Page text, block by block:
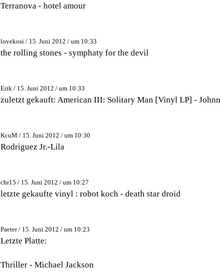
Terranova - hotel amour
lovekosi / 15. Juni 2012 / um 10:33
the rolling stones - symphaty for the devil
Erik / 15. Juni 2012 / um 10:33
zuletzt gekauft: American III: Solitary Man [Vinyl LP] -
KcuM / 15. Juni 2012 / um 10:30
Rodriguez Jr.-Lila
chr15 / 15. Juni 2012 / um 10:27
letzte gekaufte vinyl : robot koch - death star droid
Paeter / 15. Juni 2012 / um 10:23
Letzte Platte:
Thriller - Michael Jackson